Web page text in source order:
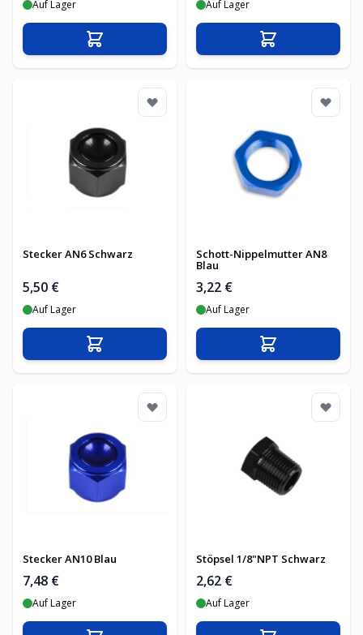
Auf Lager
In den Warenkorb
Auf Lager
In den
Stecker AN6 Schwarz
5,50 €
Auf Lager
In den Warenkorb
Schott-Nippelmutter AN8
Blau
3,22 €
Auf Lager
In den
Stecker AN10 Blau
7,48 €
Auf Lager
Stöpsel 1/8"NPT Schwarz
2,62 €
Auf Lager